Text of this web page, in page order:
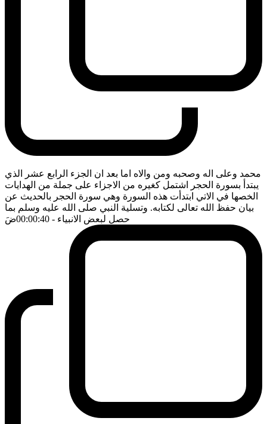
محمد وعلى اله وصحبه ومن والاه اما بعد ان الجزء الرابع عشر الذي
يبتدأ بسورة الحجر اشتمل كغيره من الاجزاء على جملة من الهدايات
الخصها في الاتي ابتدأت هذه السورة وهي سورة الحجر بالحديث عن
بيان حفظ الله تعالى لكتابه. وتسلية النبي صلى الله عليه وسلم بما
حصل لبعض الانبياء - 00:00:40 ضَ